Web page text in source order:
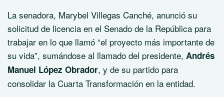
La senadora, Marybel Villegas Canché, anunció su
solicitud de licencia en el Senado de la República para
trabajar en lo que llamó “el proyecto más importante de
su vida”, sumándose al llamado del presidente, Andrés
Manuel López Obrador, y de su partido para
consolidar la Cuarta Transformación en la entidad.